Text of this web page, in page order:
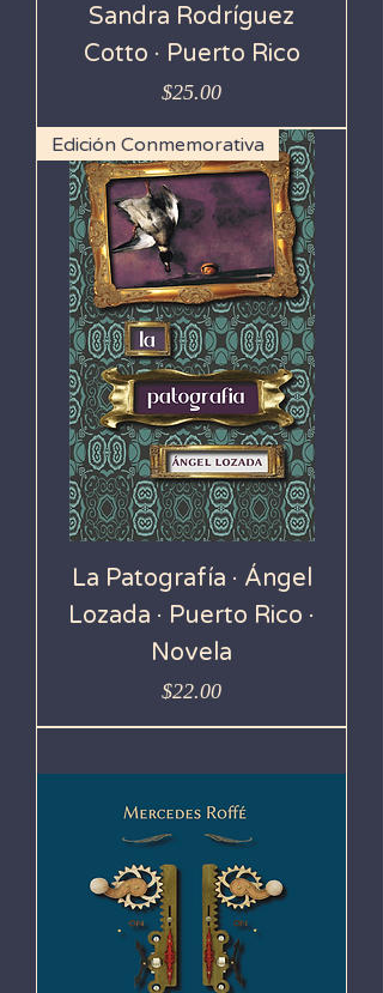
Sandra Rodríguez
Cotto · Puerto Rico
Precio
$25.00
Edición Conmemorativa
La Patografía · Ángel
Lozada · Puerto Rico ·
Novela
Precio
$22.00